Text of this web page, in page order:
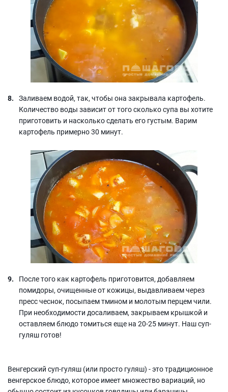
Заливаем водой, так, чтобы она закрывала картофель.
Количество воды зависит от того сколько супа вы хотите
приготовить и насколько сделать его густым. Варим
картофель примерно 30 минут.
После того как картофель приготовится, добавляем
помидоры, очищенные от кожицы, выдавливаем через
пресс чеснок, посыпаем тмином и молотым перцем чили.
При необходимости досаливаем, закрываем крышкой и
оставляем блюдо томиться еще на 20-25 минут. Наш суп-
гуляш готов!
Венгерский суп-гуляш (или просто гуляш) - это традиционное
венгерское блюдо, которое имеет множество вариаций, но